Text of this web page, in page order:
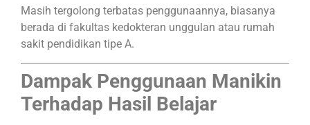
Masih tergolong terbatas penggunaannya, biasanya
berada di fakultas kedokteran unggulan atau rumah
sakit pendidikan tipe A.​
Dampak Penggunaan Manikin
Terhadap Hasil Belajar